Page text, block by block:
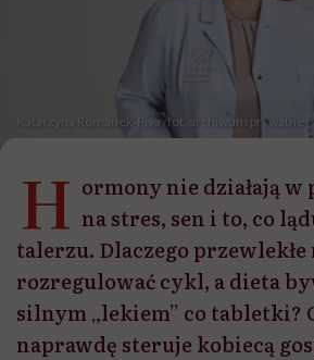
Katarzyna Romanek-Piva /fot. archiwum prywatne
H ormony nie działają w
na stres, sen i to, co
talerzu. Dlaczego
rozregulować cykl, a dieta
silnym „lekiem” co tabletki?
naprawdę steruje kobiecą